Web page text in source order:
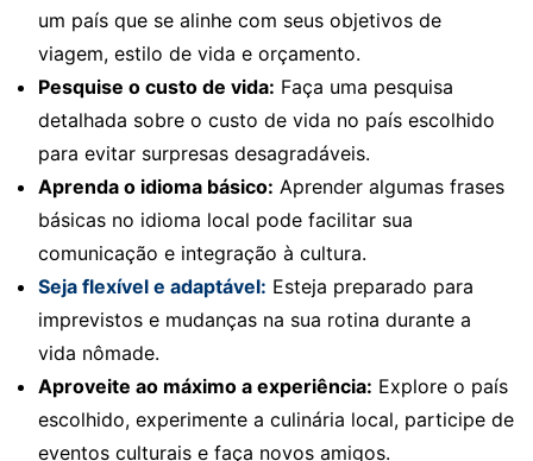
um país que se alinhe com seus objetivos de
viagem, estilo de vida e orçamento.
Pesquise o custo de vida: Faça uma pesquisa
detalhada sobre o custo de vida no país escolhido
para evitar surpresas desagradáveis.
Aprenda o idioma básico: Aprender algumas frases
básicas no idioma local pode facilitar sua
comunicação e integração à cultura.
Seja flexível e adaptável: Esteja preparado para
imprevistos e mudanças na sua rotina durante a
vida nômade.
Aproveite ao máximo a experiência: Explore o país
escolhido, experimente a culinária local, participe de
eventos culturais e faça novos amigos.